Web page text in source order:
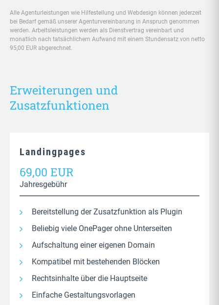
Alle Agenturleistungen wie Hilfestellung und Webdesign können jederzeit
bei Bedarf gemäß unserer Agenturvereinbarung in Anspruch genommen
werden. Arbeitsleistungen werden als Dienstvertrag vereinbart und
monatlich nach tatsächlichem Aufwand mit einem Stundensatz von netto
95,00 EUR abgerechnet.
Erweiterungen und
Zusatzfunktionen
Landingpages
69,00 EUR
Jahresgebühr
Bereitstellung der Zusatzfunktion als Plugin
Beliebig viele OnePager ohne Unterseiten
Aufschaltung einer eigenen Domain
Kompatibel mit bestehenden Blöcken
Rechtsinhalte über die Hauptseite
Einfache Gestaltungsvorlagen